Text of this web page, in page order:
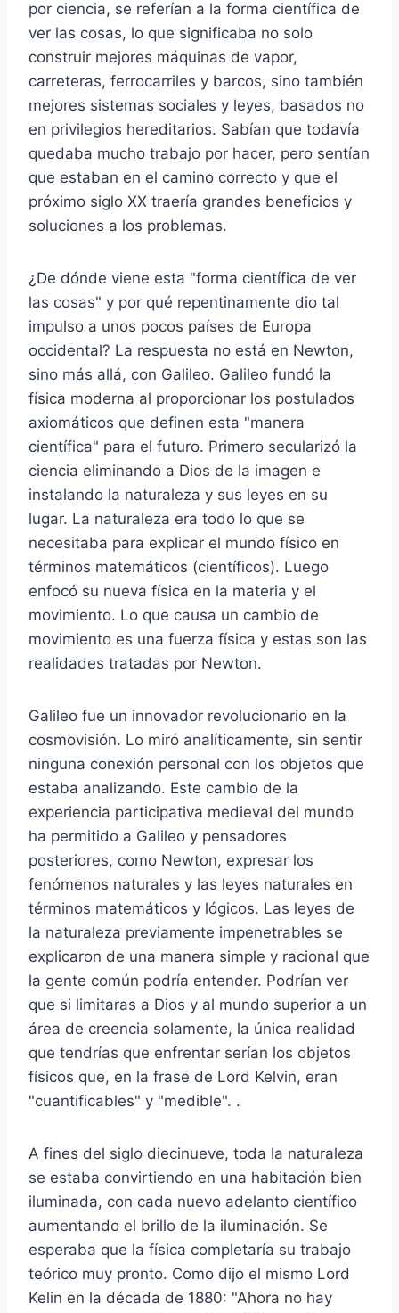
por ciencia, se referían a la forma científica de
ver las cosas, lo que significaba no solo
construir mejores máquinas de vapor,
carreteras, ferrocarriles y barcos, sino también
mejores sistemas sociales y leyes, basados ​​no
en privilegios hereditarios. Sabían que todavía
quedaba mucho trabajo por hacer, pero sentían
que estaban en el camino correcto y que el
próximo siglo XX traería grandes beneficios y
soluciones a los problemas.
¿De dónde viene esta "forma científica de ver
las cosas" y por qué repentinamente dio tal
impulso a unos pocos países de Europa
occidental? La respuesta no está en Newton,
sino más allá, con Galileo. Galileo fundó la
física moderna al proporcionar los postulados
axiomáticos que definen esta "manera
científica" para el futuro. Primero secularizó la
ciencia eliminando a Dios de la imagen e
instalando la naturaleza y sus leyes en su
lugar. La naturaleza era todo lo que se
necesitaba para explicar el mundo físico en
términos matemáticos (científicos). Luego
enfocó su nueva física en la materia y el
movimiento. Lo que causa un cambio de
movimiento es una fuerza física y estas son las
realidades tratadas por Newton.
Galileo fue un innovador revolucionario en la
cosmovisión. Lo miró analíticamente, sin sentir
ninguna conexión personal con los objetos que
estaba analizando. Este cambio de la
experiencia participativa medieval del mundo
ha permitido a Galileo y pensadores
posteriores, como Newton, expresar los
fenómenos naturales y las leyes naturales en
términos matemáticos y lógicos. Las leyes de
la naturaleza previamente impenetrables se
explicaron de una manera simple y racional que
la gente común podría entender. Podrían ver
que si limitaras a Dios y al mundo superior a un
área de creencia solamente, la única realidad
que tendrías que enfrentar serían los objetos
físicos que, en la frase de Lord Kelvin, eran
"cuantificables" y "medible". .
A fines del siglo diecinueve, toda la naturaleza
se estaba convirtiendo en una habitación bien
iluminada, con cada nuevo adelanto científico
aumentando el brillo de la iluminación. Se
esperaba que la física completaría su trabajo
teórico muy pronto. Como dijo el mismo Lord
Kelin en la década de 1880: "Ahora no hay